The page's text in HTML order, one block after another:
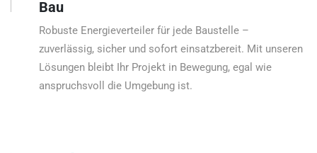
Bau
Robuste Energieverteiler für jede Baustelle –
zuverlässig, sicher und sofort einsatzbereit. Mit unseren
Lösungen bleibt Ihr Projekt in Bewegung, egal wie
anspruchsvoll die Umgebung ist.